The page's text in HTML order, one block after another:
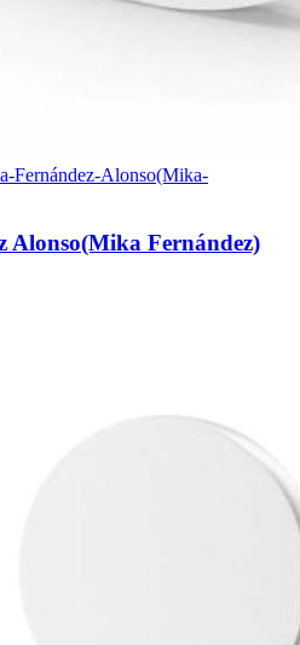
Fernández-Alonso(Mika-
Alonso(Mika Fernández)